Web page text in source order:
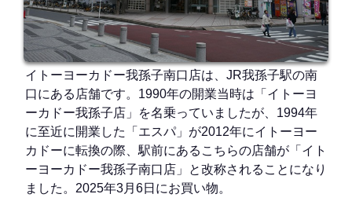
イトーヨーカドー我孫子南口店は、JR我孫子駅の南
口にある店舗です。1990年の開業当時は「イトーヨ
ーカドー我孫子店」を名乗っていましたが、1994年
に至近に開業した「エスパ」が2012年にイトーヨー
カドーに転換の際、駅前にあるこちらの店舗が「イト
ーヨーカドー我孫子南口店」と改称されることになり
ました。2025年3月6日にお買い物。